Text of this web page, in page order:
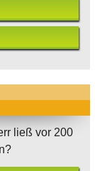
ließ vor 200